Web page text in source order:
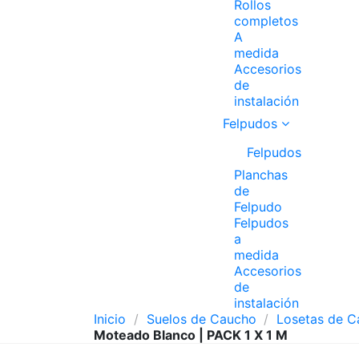
Rollos
completos
A
medida
Accesorios
de
instalación
Felpudos
Felpudos
Planchas
de
Felpudo
Felpudos
a
medida
Accesorios
de
instalación
Inicio
Suelos de Caucho
Losetas de
Moteado Blanco | PACK 1 X 1 M